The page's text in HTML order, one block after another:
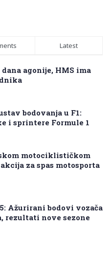
Latest
agonije, HMS ima
bodovanja u F1:
i sprintere Formule 1
motociklističkom
za spas motosporta
Ažurirani bodovi vozača
rezultati nove sezone